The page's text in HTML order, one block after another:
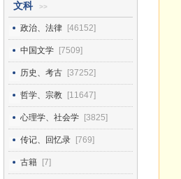
文科 >>
政治、法律 [46152]
中国文学 [7509]
历史、考古 [37252]
哲学、宗教 [11647]
心理学、社会学 [3825]
传记、回忆录 [769]
古籍 [7]